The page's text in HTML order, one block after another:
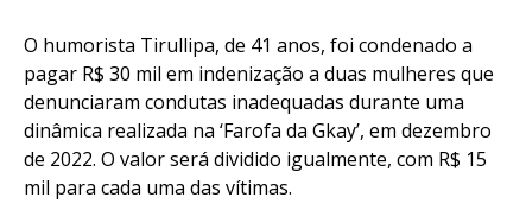
O humorista Tirullipa, de 41 anos, foi condenado a
pagar R$ 30 mil em indenização a duas mulheres que
denunciaram condutas inadequadas durante uma
dinâmica realizada na ‘Farofa da Gkay’, em dezembro
de 2022. O valor será dividido igualmente, com R$ 15
mil para cada uma das vítimas.